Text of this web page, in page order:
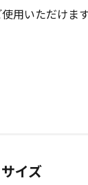
用いただけます
イズ